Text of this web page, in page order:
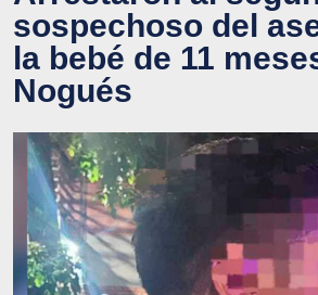
sospechoso del
la bebé de 11
Nogués